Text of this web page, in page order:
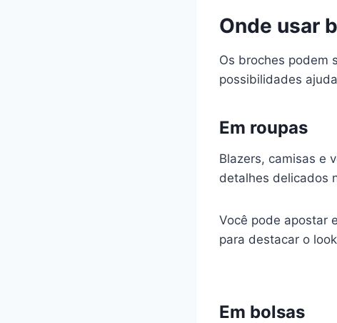
Onde usar
Os broches podem
possibilidades
Em roupas
Blazers, camisas e
detalhes delicados
Você pode apostar
para destacar o
Em bolsas